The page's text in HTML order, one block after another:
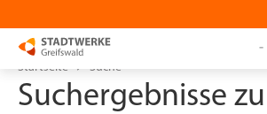
Suchergebnisse zu
-
Startseite Suche